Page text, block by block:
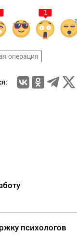
1
операция
психологов